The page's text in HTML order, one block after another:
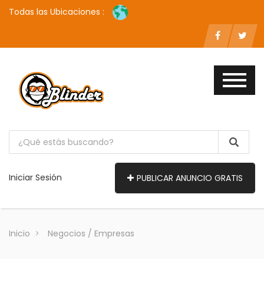
Todas las Ubicaciones :
Iniciar Sesión PUBLICAR ANUNCIO GRATIS
Inicio Negocios / Empresas